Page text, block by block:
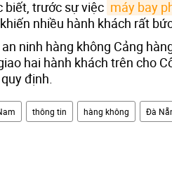
biết, trước sự việc máy bay
nhiều hành khách rất
ninh hàng không Cảng
hai hành khách trên cho
định.
thông tin hàng không Đà